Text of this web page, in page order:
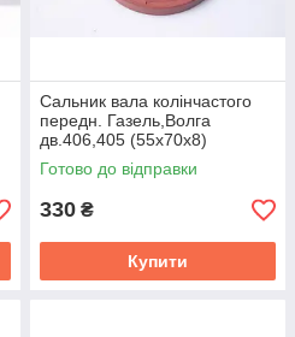
Сальник вала колiнчастого
передн. Газель,Волга
дв.406,405 (55х70х8)
(ELRING) 4062.1005034-01
Готово до відправки
330 ₴
Купити